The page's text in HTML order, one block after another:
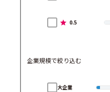
0.5
企業規模で絞り込む
大企業